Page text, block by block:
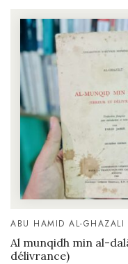
ABU HAMID AL-GHAZALI
Al munqidh min al-
délivrance)